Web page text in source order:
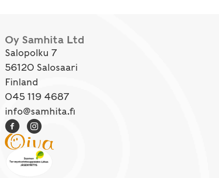
Oy Samhita Ltd
Salopolku 7
56120 Salosaari
Finland
045 119 4687
info@samhita.fi